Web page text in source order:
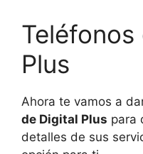
Plus
Ahora te vamos a
de Digital Plus para
detalles de sus